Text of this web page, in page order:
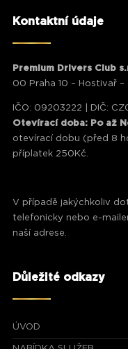
Kontaktní údaje
Premium Drivers Club
00 Praha 10 – Hostivař
IČO: 09203222 | DIČ:
Otevírací doba: Po až
otevírací dobu (před 8
příplatek 250Kč.
V případě jakýchkoliv
telefonicky nebo e-
naší adrese.
Důležité odkazy
ÚVOD